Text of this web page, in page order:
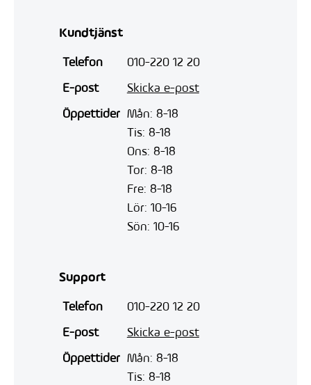
Kundtjänst
Telefon
010-220 12 20
E-post
Skicka e-post
Öppettider Mån: 8-18
Tis: 8-18
Ons: 8-18
Tor: 8-18
Fre: 8-18
Lör: 10-16
Sön: 10-16
Support
Telefon
010-220 12 20
E-post
Skicka e-post
Öppettider Mån: 8-18
Tis: 8-18